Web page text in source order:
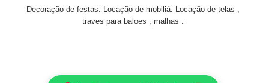
Decoração de festas. Locação de mobiliá. Locação de telas ,
traves para baloes , malhas .